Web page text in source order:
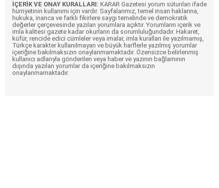
İÇERİK VE ONAY KURALLARI: KARAR Gazetesi yorum sütunları ifade
hürriyetinin kullanımı için vardır. Sayfalarımız, temel insan haklarına,
hukuka, inanca ve farklı fikirlere saygı temelinde ve demokratik
değerler çerçevesinde yazılan yorumlara açıktır. Yorumların içerik ve
imla kalitesi gazete kadar okurların da sorumluluğundadır. Hakaret,
küfür, rencide edici cümleler veya imalar, imla kuralları ile yazılmamış,
Türkçe karakter kullanılmayan ve büyük harflerle yazılmış yorumlar
içeriğine bakılmaksızın onaylanmamaktadır. Özensizce belirlenmiş
kullanıcı adlarıyla gönderilen veya haber ve yazının bağlamının
dışında yazılan yorumlar da içeriğine bakılmaksızın
onaylanmamaktadır.